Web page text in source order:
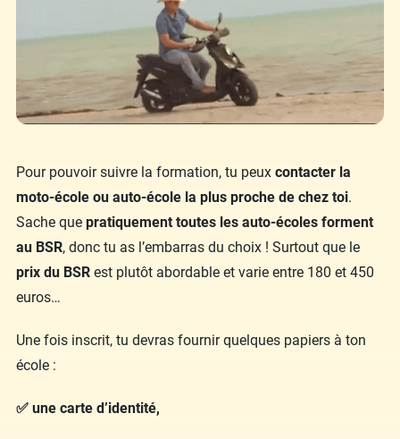
Pour pouvoir suivre la formation, tu peux contacter la
moto-école ou auto-école la plus proche de chez toi.
Sache que pratiquement toutes les auto-écoles forment
au BSR, donc tu as l’embarras du choix ! Surtout que le
prix du BSR est plutôt abordable et varie entre 180 et 450
euros…
Une fois inscrit, tu devras fournir quelques papiers à ton
école :
✅ une carte d’identité,